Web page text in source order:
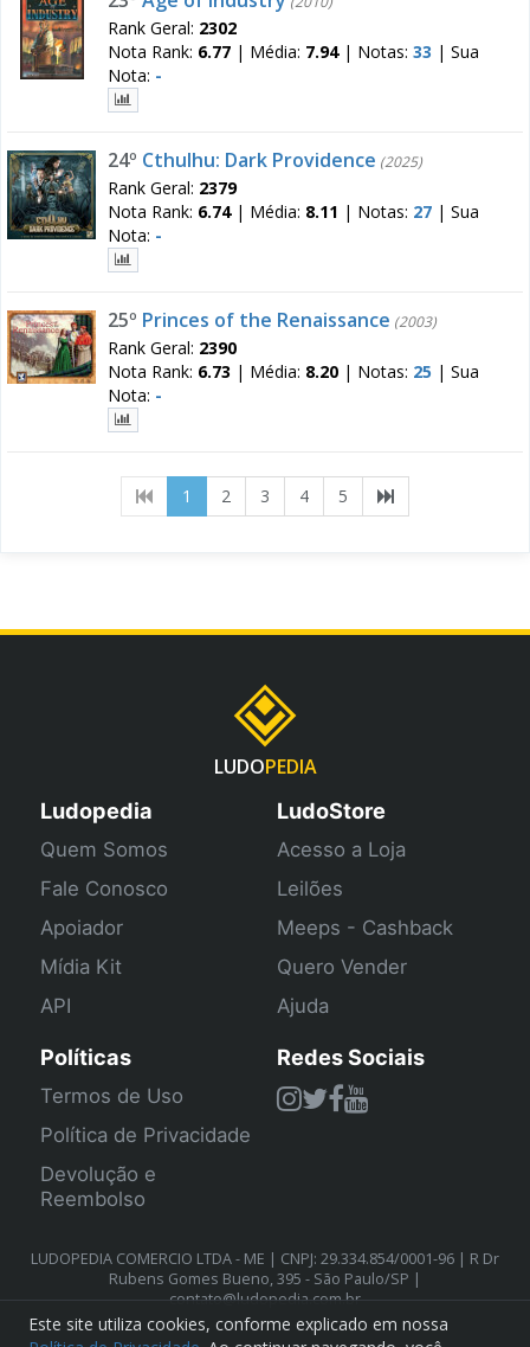
Rank Geral: 2302
Nota Rank: 6.77 | Média: 7.94| Notas: 33 | Sua
Nota: -
24º Cthulhu: Dark Providence (2025)
Rank Geral: 2379
Nota Rank: 6.74| Média: 8.11 | Notas: 27 | Sua
Nota: -
25º Princes of the Renaissance (2003)
Rank Geral: 2390
Nota Rank: 6.73 | Média: 8.20 | Notas: 25 | Sua
Nota: -
1 (current)
2 3 4 5
LUDOPEDIA
Ludopedia
Quem Somos
Fale Conosco
Apoiador
Mídia Kit
API
LudoStore
Acesso a Loja
Leilões
Meeps - Cashback
Quero Vender
Ajuda
Políticas
Termos de Uso
Política de Privacidade
Devolução e
Reembolso
Redes Sociais
LUDOPEDIA COMERCIO LTDA - ME | CNPJ: 29.334.854/0001-96 | R Dr
Rubens Gomes Bueno, 395 - São Paulo/SP |
contato@ludopedia.com.br
Este site utiliza cookies, conforme explicado em nossa